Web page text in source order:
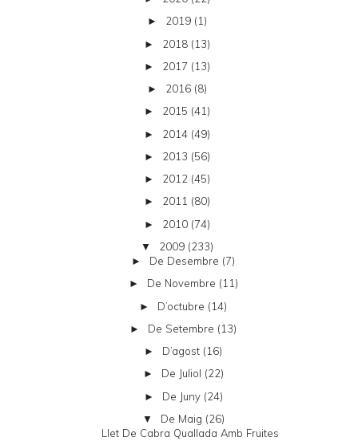
► 2019 (1)
► 2018 (13)
► 2017 (13)
► 2016 (8)
► 2015 (41)
► 2014 (49)
► 2013 (56)
► 2012 (45)
► 2011 (80)
► 2010 (74)
▼ 2009 (233)
► De Desembre (7)
► De Novembre (11)
► D’octubre (14)
► De Setembre (13)
► D’agost (16)
► De Juliol (22)
► De Juny (24)
▼ De Maig (26)
Llet De Cabra Quallada Amb Fruites